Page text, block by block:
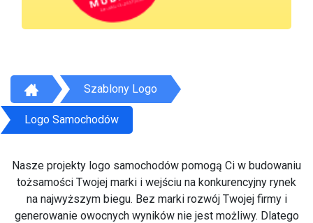
Szablony Logo
Logo Samochodów
Nasze projekty logo samochodów pomogą Ci w budowaniu
tożsamości Twojej marki i wejściu na konkurencyjny rynek
na najwyższym biegu. Bez marki rozwój Twojej firmy i
generowanie owocnych wyników nie jest możliwy. Dlatego